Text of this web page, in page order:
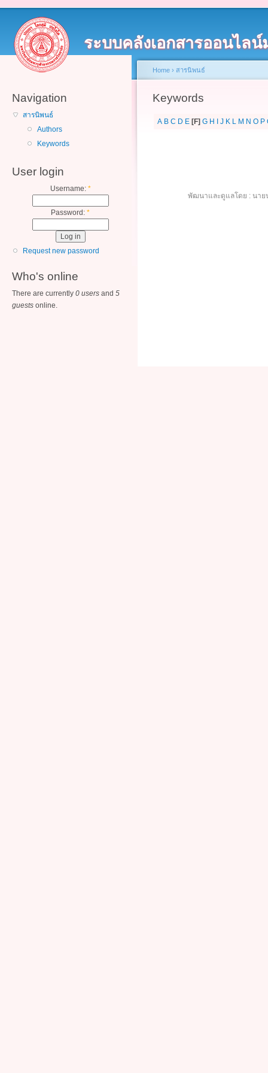
ระบบคลังเอกสารออนไล
Navigation
สารนิพนธ์
Authors
Keywords
User login
Username: *
Password: *
Request new password
Who's online
There are currently 0 users and 5
guests online.
Home › สารนิพนธ์
Keywords
A B C D E [F] G H J K L M N O P
พัฒนาและดูแลโดย : นาย